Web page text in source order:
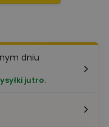
dniu
jutro.